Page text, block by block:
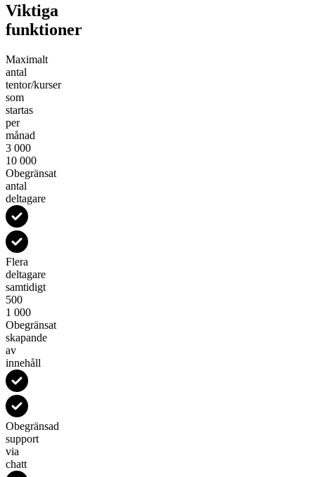
Viktiga
funktioner
Maximalt
antal
tentor/kurser
som
startas
per
månad
3 000
10 000
Obegränsat
antal
deltagare
Flera
deltagare
samtidigt
500
1 000
Obegränsat
skapande
av
innehåll
Obegränsad
support
via
chatt